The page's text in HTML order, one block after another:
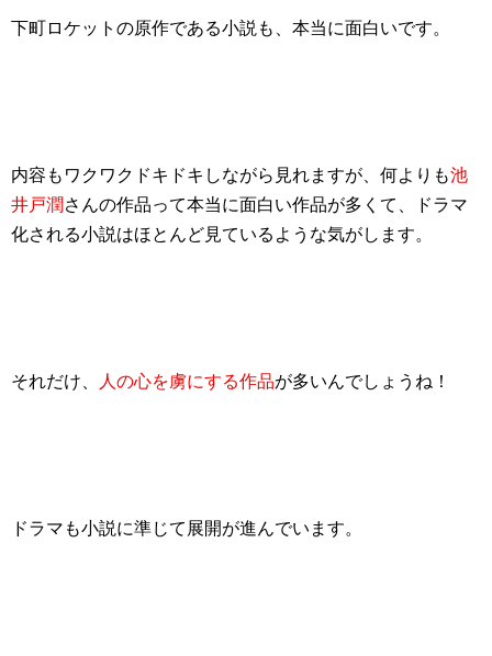
下町ロケットの原作である小説も、本当に面白いです。
内容もワクワクドキドキしながら見れますが、何よりも池
井戸潤さんの作品って本当に面白い作品が多くて、ドラマ
化される小説はほとんど見ているような気がします。
それだけ、 人の心を虜にする作品が多いんでしょうね！
ドラマも小説に準じて展開が進んでいます。